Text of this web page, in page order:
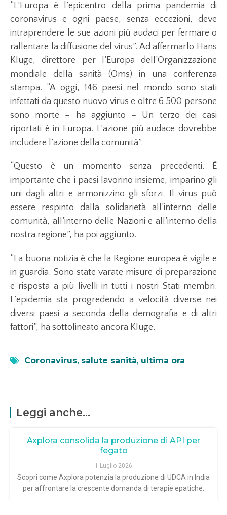
“L’Europa è l’epicentro della prima pandemia di
coronavirus e ogni paese, senza eccezioni, deve
intraprendere le sue azioni più audaci per fermare o
rallentare la diffusione del virus”. Ad affermarlo Hans
Kluge, direttore per l’Europa dell’Organizzazione
mondiale della sanità (Oms) in una conferenza
stampa. “A oggi, 146 paesi nel mondo sono stati
infettati da questo nuovo virus e oltre 6.500 persone
sono morte – ha aggiunto – Un terzo dei casi
riportati è in Europa. L’azione più audace dovrebbe
includere l’azione della comunità”.
“Questo è un momento senza precedenti. È
importante che i paesi lavorino insieme, imparino gli
uni dagli altri e armonizzino gli sforzi. Il virus può
essere respinto dalla solidarietà all’interno delle
comunità, all’interno delle Nazioni e all’interno della
nostra regione”, ha poi aggiunto.
“La buona notizia è che la Regione europea è vigile e
in guardia. Sono state varate misure di preparazione
e risposta a più livelli in tutti i nostri Stati membri.
L’epidemia sta progredendo a velocità diverse nei
diversi paesi a seconda della demografia e di altri
fattori”, ha sottolineato ancora Kluge.
Coronavirus, salute sanità, ultima ora
Leggi anche...
Axplora consolida la produzione di API per
fegato
1 Luglio 2026
Scopri come Axplora potenzia la produzione di UDCA in India
per affrontare la crescente domanda di terapie epatiche.